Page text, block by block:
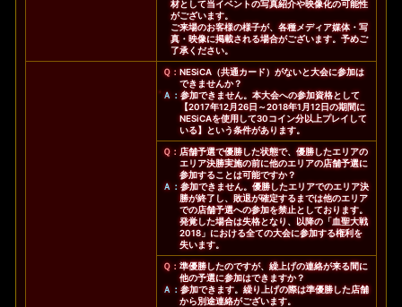
材として当イベントの写真紹介や映像化の可能性
がございます。
ご来場のお客様の様子が、各種メディア媒体・写
真・映像に掲載される場合がございます。予めご
了承ください。
Ｑ： NESiCA（共通カード）がないと大会に参加は
できませんか？
Ａ：参加できません。本大会への参加資格として
【2017年12月26日～2018年1月12日の期間に
NESiCAを使用して30コイン分以上プレイして
いる】という条件があります。
Ｑ： 店舗予選で優勝した状態で、優勝したエリアの
エリア決勝実施の前に他のエリアの店舗予選に
参加することは可能ですか？
Ａ： 参加できません。優勝したエリアでのエリア決
勝が終了し、敗退が確定するまでは他のエリア
での店舗予選への参加を禁止としております。
発覚した場合は失格となり、以降の「血聖大戦
2018」における全ての大会に参加する権利を
失います。
Ｑ： 準優勝したのですが、繰上げの連絡が来る間に
他の予選に参加はできますか？
Ａ： 参加できます。繰り上げの際は準優勝した店舗
から別途連絡がございます。